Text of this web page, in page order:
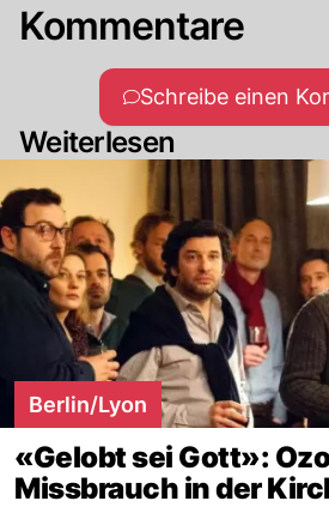
Kommentare
Schreibe einen
Weiterlesen
Berlin/Lyon
«Gelobt sei Gott»:
Missbrauch in der